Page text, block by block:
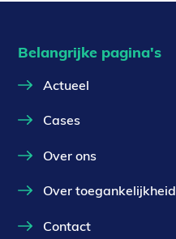
Belangrijke pagina's
Actueel
Cases
Over ons
Over toegankelijkheid
Contact